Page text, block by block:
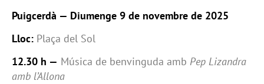
Puigcerdà — Diumenge 9 de novembre de 2025
Lloc: Plaça del Sol
12.30 h — Música de benvinguda amb Pep Lizandra
amb l’Allona